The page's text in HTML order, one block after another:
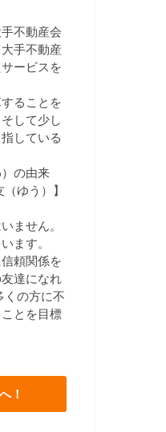
不動産会
手不動産
ービスを
ることを
して少し
している
の由来
ゆう）】
ません。
ます。
頼関係を
達になれ
くの方に不
とを目標
！